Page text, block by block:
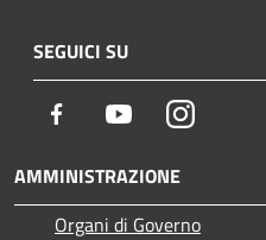
SEGUICI SU
Facebook YoutubeInstagram
AMMINISTRAZIONE
Organi di Governo